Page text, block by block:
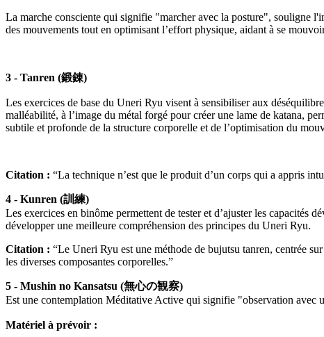
La marche consciente qui signifie "marcher avec la posture", souligne
des mouvements tout en optimisant l’effort physique, aidant à se
3 - Tanren (鍛錬)
Les exercices de base du Uneri Ryu visent à sensibiliser aux
malléabilité, à l’image du métal forgé pour créer une lame de katana,
subtile et profonde de la structure corporelle et de l’optimisation du
Citation : “La technique n’est que le produit d’un corps qui a appris
4 - Kunren (訓練)
Les exercices en binôme permettent de tester et d’ajuster les capacités
développer une meilleure compréhension des principes du Uneri Ryu.
Citation : “Le Uneri Ryu est une méthode de bujutsu tanren, centrée
les diverses composantes corporelles.”
5 - Mushin no Kansatsu (無心の観察)
Est une contemplation Méditative Active qui signifie "observation avec
Matériel à prévoir :